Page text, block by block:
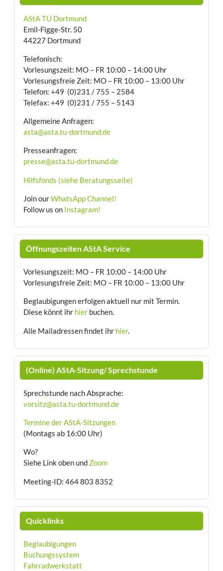
AStA TU Dortmund
Emil-Figge-Str. 50
44227 Dortmund
Telefonisch:
Vorlesungszeit: MO – FR 10:00 – 14:00 Uhr
Vorlesungsfreie Zeit: MO – FR 10:00 – 13:00 Uhr
Telefon: +49 (0)231 / 755 – 2584
Telefax: +49 (0)231 / 755 – 5143
Allgemeine Anfragen:
asta@asta.tu-dortmund.de
Presseanfragen:
presse@asta.tu-dortmund.de
Hilfsfonds (siehe Beratungsseite)
Join ourWhatsApp Channel!
Follow us on Instagram!
Öffnungszeiten AStA Service
Vorlesungszeit: MO – FR 10:00 – 14:00 Uhr
Vorlesungsfreie Zeit: MO – FR 10:00 – 13:00 Uhr
Beglaubigungen erfolgen aktuell nur mit Termin.
Diese könnt ihr hierbuchen.
Alle Mailadressen findet ihr hier.
(Online) AStA-Sitzung/ Sprechstunde
Sprechstunde nach Absprache:
vorsitz@asta.tu-dortmund.de
Termine der AStA-Sitzungen
(Montags ab 16:00 Uhr)
Wo?
Siehe Link oben und Zoom
Meeting-ID: 464 803 8352
Quicklinks
Beglaubigungen
Buchungssystem
Fahrradwerkstatt